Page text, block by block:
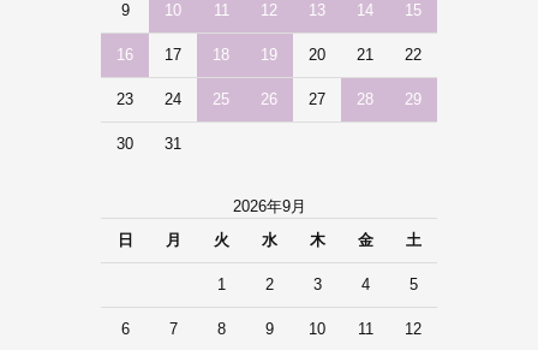
9 10 11 12 13 14 15
16 17 18 19 20 21 22
23 24 25 26 27 28 29
30 31
2026年9月
日
月 火 水 木 金 土
1 2 3 4 5
6 7 8 9 10 11 12